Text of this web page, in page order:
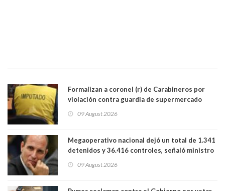
Formalizan a coronel (r) de Carabineros por
violación contra guardia de supermercado
09 August 2026
Megaoperativo nacional dejó un total de 1.341
detenidos y 36.416 controles, señaló ministro
09 August 2026